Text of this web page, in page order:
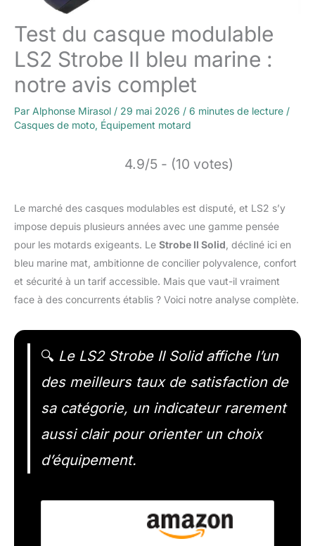
Test du casque modulable
LS2 Strobe II bleu marine :
notre avis complet
Par Alphonse Mirasol / 29 mai 2026 / 6 minutes de lecture /
Casques de moto, Équipement motard
4.9/5 - (10 votes)
Le marché des casques modulables est disputé, et LS2 s’y
impose depuis plusieurs années avec une gamme pensée
pour les motards exigeants. Le Strobe II Solid , décliné ici en
bleu marine mat, ambitionne de concilier polyvalence, confort
et sécurité à un tarif accessible. Mais que vaut-il vraiment
face à des concurrents établis ? Voici notre analyse complète.
🔍 Le LS2 Strobe II Solid affiche l’un
des meilleurs taux de satisfaction de
sa catégorie, un indicateur rarement
aussi clair pour orienter un choix
d’équipement.